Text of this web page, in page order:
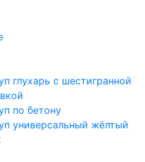
глухарь с шестигранной
по бетону
универсальный жёлтый